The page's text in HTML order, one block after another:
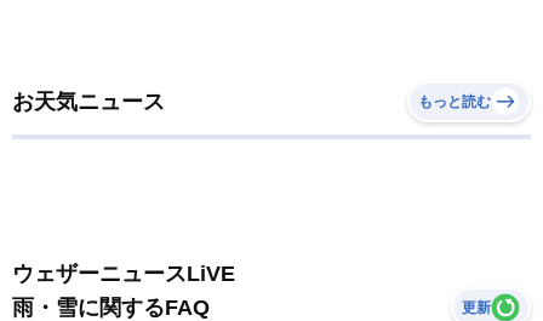
お天気ニュース もっと読む
ウェザーニュースLiVE
雨・雪に関するFAQ
更新